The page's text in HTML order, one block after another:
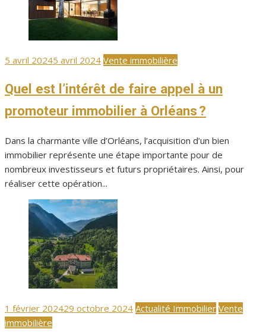
Publié
5 avril 20245 avril 2024 Vente immobilière
Quel est l’intérêt de faire appel à un
promoteur immobilier à Orléans ?
Dans la charmante ville d’Orléans, l’acquisition d’un bien
immobilier représente une étape importante pour de
nombreux investisseurs et futurs propriétaires. Ainsi, pour
réaliser cette opération...
Publié
le
1 février 202429 octobre 2024 Actualité Immobilier Vente
immobilière